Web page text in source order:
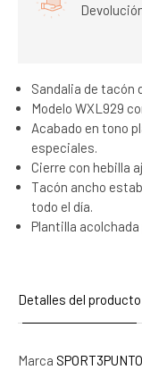
Sandalia de tacón
Modelo WXL929
Acabado en tono
especiales.
Cierre con hebilla
Tacón ancho
todo el día.
Plantilla
Detalles del producto
Marca